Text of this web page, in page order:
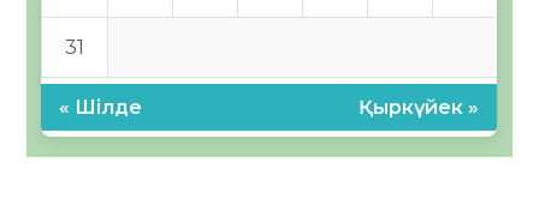
31
« Шілде Қыркүйек »